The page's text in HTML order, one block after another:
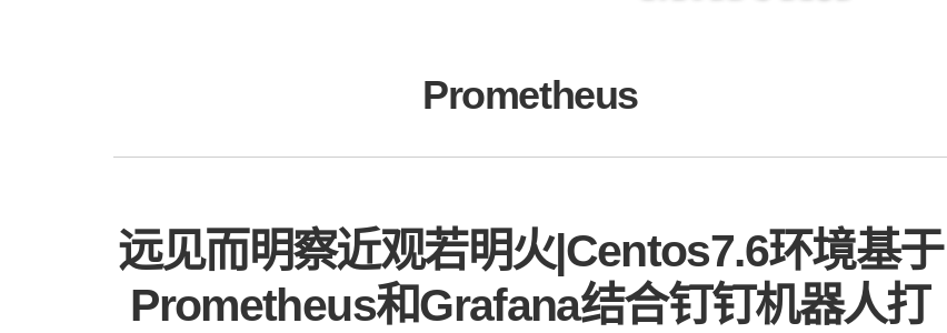
Prometheus
远见而明察近观若明火|Centos7.6环境基于
Prometheus和Grafana结合钉钉机器人打